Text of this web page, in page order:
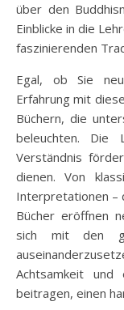
über den
Einblicke in die
faszinierenden
Egal, ob Sie
Erfahrung mit
Büchern, die
beleuchten. Die
Verständnis
dienen. Von
Interpretationen –
Bücher eröffnen
sich mit den
Achtsamkeit und
beitragen, einen